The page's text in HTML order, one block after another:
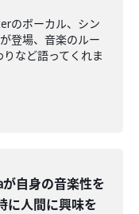
のボーカル、シン
登場、音楽のルー
など語ってくれま
自身の音楽性を
に人間に興味を